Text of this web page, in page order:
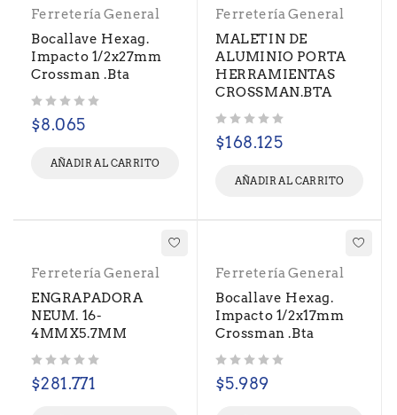
Ferretería General
Bocallave Hexag.
Impacto 1/2x27mm
Crossman .Bta
$8.065
AÑADIR AL CARRITO
Ferretería General
MALETIN DE
ALUMINIO PORTA
HERRAMIENTAS
CROSSMAN.BTA
$168.125
AÑADIR AL CARRITO
Ferretería General
ENGRAPADORA
NEUM. 16-
4MMX5.7MM
$281.771
Ferretería General
Bocallave Hexag.
Impacto 1/2x17mm
Crossman .Bta
$5.989